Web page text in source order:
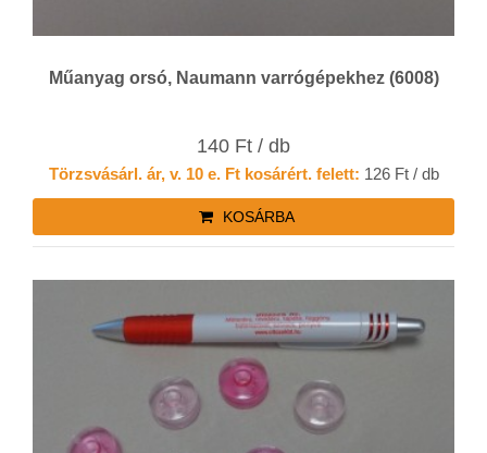
Műanyag orsó, Naumann varrógépekhez (6008)
140 Ft / db
Törzsvásárl. ár, v. 10 e. Ft kosárért. felett: 126 Ft / db
KOSÁRBA